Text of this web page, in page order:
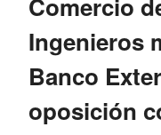
Comercio
Ingenieros
Banco
oposición